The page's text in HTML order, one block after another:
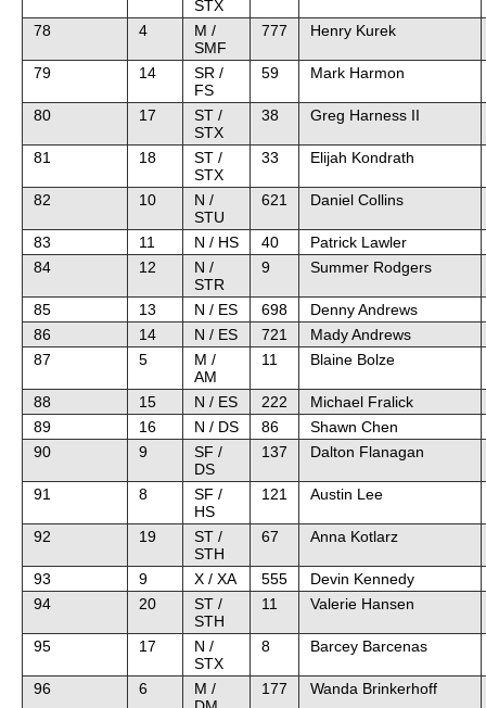
STX
78
4
M /
SMF
777 Henry Kurek
79 14
SR /
FS
59 Mark Harmon
80 17
ST /
STX
38 Greg Harness II
81 18
ST /
STX
33 Elijah Kondrath
82 10
N /
STU
621 Daniel Collins
83 11 N / HS 40
Patrick Lawler
84
12
N /
STR
9 Summer Rodgers
85 13 N / ES 698
Denny Andrews
86
14 N / ES 721
Mady Andrews
87
5
M /
AM
11 Blaine Bolze
88 15 N / ES 222
Michael Fralick
89
16 N / DS 86
Shawn Chen
90
9
SF /
DS
137 Dalton Flanagan
91 8
SF /
HS
121 Austin Lee
92 19
ST /
STH
67 Anna Kotlarz
93 9 X / XA 555
Devin Kennedy
94
20
ST /
STH
11 Valerie Hansen
95 17
N /
STX
8 Barcey Barcenas
96 6
M /
177 Wanda Brinkerhoff